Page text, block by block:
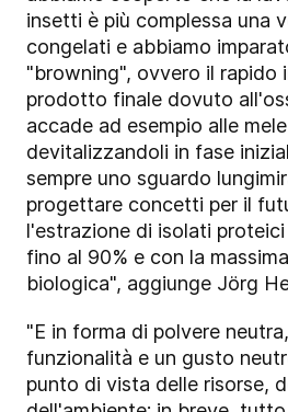
insetti è più complessa una
congelati e abbiamo
"browning", ovvero il rapido
prodotto finale dovuto
accade ad esempio alle
devitalizzandoli in fase
sempre uno sguardo
progettare concetti per il
l'estrazione di isolati
fino al 90% e con la
biologica", aggiunge Jörg
"E in forma di polvere
funzionalità e un gusto
punto di vista delle risorse,